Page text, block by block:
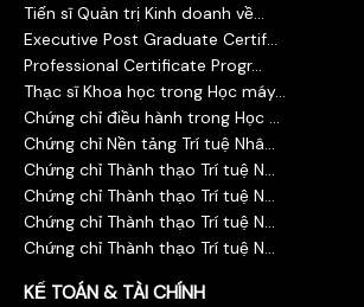
Tiến sĩ Quản trị Kinh doanh về...
Executive Post Graduate Certif...
Professional Certificate Progr...
Thạc sĩ Khoa học trong Học máy...
Chứng chỉ điều hành trong Học ...
Chứng chỉ Nền tảng Trí tuệ Nhâ...
Chứng chỉ Thành thạo Trí tuệ N...
Chứng chỉ Thành thạo Trí tuệ N...
Chứng chỉ Thành thạo Trí tuệ N...
Chứng chỉ Thành thạo Trí tuệ N...
KẾ TOÁN & TÀI CHÍNH